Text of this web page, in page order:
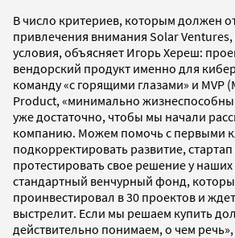
В число критериев, которым должен
привлечения внимания Solar
условия, объясняет Игорь Хереш:
вендорский продукт именно для
команду «с горящими глазами» и MVP
Product, «минимально
уже достаточно, чтобы мы начали
компанию. Можем помочь с первыми
подкорректировать развитие,
протестировать свое решение у
стандартный венчурный фонд,
проинвестировал в 30 проектов и
выстрелит. Если мы решаем купить
действительно понимаем, о чем